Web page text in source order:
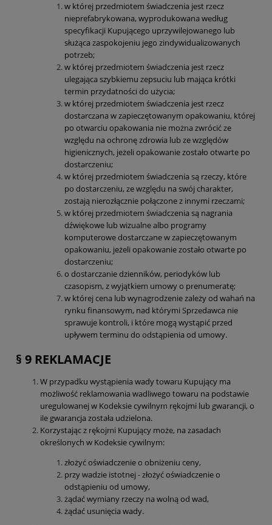
w której przedmiotem świadczenia jest rzecz
nieprefabrykowana, wyprodukowana według
specyfikacji Kupującego uprzywilejowanego lub
służąca zaspokojeniu jego zindywidualizowanych
potrzeb;
w której przedmiotem świadczenia jest rzecz
ulegająca szybkiemu zepsuciu lub mająca krótki
termin przydatności do użycia;
w której przedmiotem świadczenia jest rzecz
dostarczana w zapieczętowanym opakowaniu, której
po otwarciu opakowania nie można zwrócić ze
względu na ochronę zdrowia lub ze względów
higienicznych, jeżeli opakowanie zostało otwarte po
dostarczeniu;
w której przedmiotem świadczenia są rzeczy, które
po dostarczeniu, ze względu na swój charakter,
zostają nierozłącznie połączone z innymi rzeczami;
w której przedmiotem świadczenia są nagrania
dźwiękowe lub wizualne albo programy
komputerowe dostarczane w zapieczętowanym
opakowaniu, jeżeli opakowanie zostało otwarte po
dostarczeniu;
o dostarczanie dzienników, periodyków lub
czasopism, z wyjątkiem umowy o prenumeratę;
w której cena lub wynagrodzenie zależy od wahań na
rynku finansowym, nad którymi Sprzedawca nie
sprawuje kontroli, i które mogą wystąpić przed
upływem terminu do odstąpienia od umowy.
§ 9 REKLAMACJE
W przypadku wystąpienia wady towaru Kupujący ma
możliwość reklamowania wadliwego towaru na podstawie
uregulowanej w Kodeksie cywilnym rękojmi lub gwarancji, o
ile gwarancja została udzielona.
Korzystając z rękojmi Kupujący może, na zasadach
określonych w Kodeksie cywilnym:
złożyć oświadczenie o obniżeniu ceny,
przy wadzie istotnej - złożyć oświadczenie o
odstąpieniu od umowy,
żądać wymiany rzeczy na wolną od wad,
żądać usunięcia wady.